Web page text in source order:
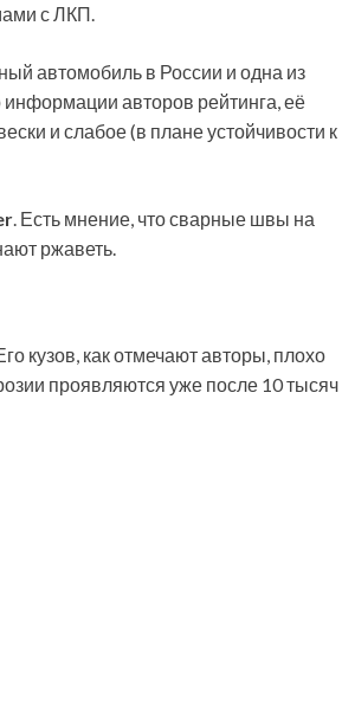
с ЛКП.
автомобиль в России и одна из
авторов рейтинга, её
и слабое (в плане устойчивости к
. Есть мнение, что сварные швы на
ржаветь.
кузов, как отмечают авторы, плохо
проявляются уже после 10 тысяч